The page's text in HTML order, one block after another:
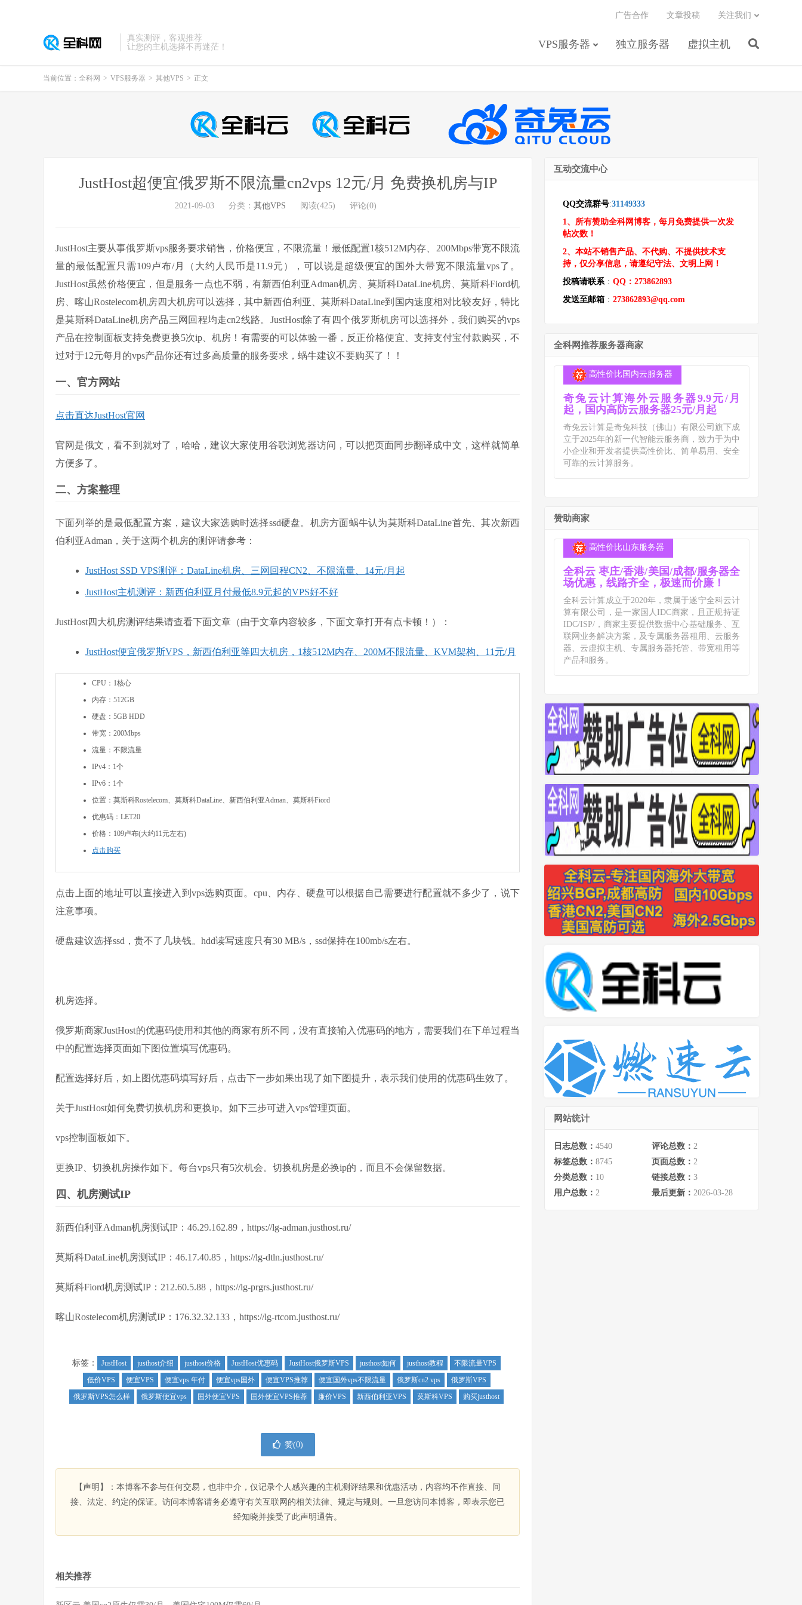
真实测评，客观推荐
让您的主机选择不再迷茫！
VPS服务器 独立服务器 虚拟主机
广告合作 文章投稿 关注我们
当前位置： 全科网 > VPS服务器 > 其他VPS > 正文
JustHost超便宜俄罗斯不限流量cn2vps 12元/月 免费换机房与IP
2021-09-03 分类： 其他VPS 阅读(425) 评论(0)
JustHost主要从事俄罗斯vps服务要求销售，价格便宜，不限流量！最低配置1核512M内存、200Mbps带宽不限流
量的最低配置只需109卢布/月（大约人民币是11.9元），可以说是超级便宜的国外大带宽不限流量vps了。
JustHost虽然价格便宜，但是服务一点也不弱，有新西伯利亚Adman机房、莫斯科DataLine机房、莫斯科Fiord机
房、喀山Rostelecom机房四大机房可以选择，其中新西伯利亚、莫斯科DataLine到国内速度相对比较友好，特比
是莫斯科DataLine机房产品三网回程均走cn2线路。JustHost除了有四个俄罗斯机房可以选择外，我们购买的vps
产品在控制面板支持免费更换5次ip、机房！有需要的可以体验一番，反正价格便宜、支持支付宝付款购买，不
过对于12元每月的vps产品你还有过多高质量的服务要求，蜗牛建议不要购买了！！
一、官方网站
点击直达JustHost官网
官网是俄文，看不到就对了，哈哈，建议大家使用谷歌浏览器访问，可以把页面同步翻译成中文，这样就简单
方便多了。
二、方案整理
下面列举的是最低配置方案，建议大家选购时选择ssd硬盘。机房方面蜗牛认为莫斯科DataLine首先、其次新西
伯利亚Adman，关于这两个机房的测评请参考：
JustHost SSD VPS测评：DataLine机房、三网回程CN2、不限流量、14元/月起
JustHost主机测评：新西伯利亚月付最低8.9元起的VPS好不好
JustHost四大机房测评结果请查看下面文章（由于文章内容较多，下面文章打开有点卡顿！）：
JustHost便宜俄罗斯VPS，新西伯利亚等四大机房，1核512M内存、200M不限流量、KVM架构、11元/月
CPU：1核心
内存：512GB
硬盘：5GB HDD
带宽：200Mbps
流量：不限流量
IPv4：1个
IPv6：1个
位置：莫斯科Rostelecom、莫斯科DataLine、新西伯利亚Adman、莫斯科Fiord
优惠码：LET20
价格：109卢布(大约11元左右)
点击购买
点击上面的地址可以直接进入到vps选购页面。cpu、内存、硬盘可以根据自己需要进行配置就不多少了，说下
注意事项。
硬盘建议选择ssd，贵不了几块钱。hdd读写速度只有30 MB/s，ssd保持在100mb/s左右。
机房选择。
俄罗斯商家JustHost的优惠码使用和其他的商家有所不同，没有直接输入优惠码的地方，需要我们在下单过程当
中的配置选择页面如下图位置填写优惠码。
配置选择好后，如上图优惠码填写好后，点击下一步如果出现了如下图提升，表示我们使用的优惠码生效了。
关于JustHost如何免费切换机房和更换ip。如下三步可进入vps管理页面。
vps控制面板如下。
更换IP、切换机房操作如下。每台vps只有5次机会。切换机房是必换ip的，而且不会保留数据。
四、机房测试IP
新西伯利亚Adman机房测试IP：46.29.162.89，https://lg-adman.justhost.ru/
莫斯科DataLine机房测试IP：46.17.40.85，https://lg-dtln.justhost.ru/
莫斯科Fiord机房测试IP：212.60.5.88，https://lg-prgrs.justhost.ru/
喀山Rostelecom机房测试IP：176.32.32.133，https://lg-rtcom.justhost.ru/
标签： JustHost justhost介绍 justhost价格 JustHost优惠码 JustHost俄罗斯VPS justhost如何 justhost教程
不限流量VPS
低价VPS
便宜VPS 便宜vps 年付 便宜vps国外 便宜VPS推荐 便宜国外vps不限流量 俄罗斯cn2 vps
俄罗斯VPS
俄罗斯VPS怎么样
俄罗斯便宜vps 国外便宜VPS 国外便宜VPS推荐 廉价VPS 新西伯利亚VPS 莫斯科VPS 购买justhost
赞(0)
【声明】：本博客不参与任何交易，也非中介，仅记录个人感兴趣的主机测评结果和优惠活动，内容均不作直接、间
接、法定、约定的保证。访问本博客请务必遵守有关互联网的相关法律、规定与规则。一旦您访问本博客，即表示您已
经知晓并接受了此声明通告。
相关推荐
互动交流中心
QQ交流群号:31149333
1、所有赞助全科网博客，每月免费提供一次发
帖次数！
2、本站不销售产品、不代购、不提供技术支
持，仅分享信息，请遵纪守法、文明上网！
投稿请联系： QQ：273862893
发送至邮箱 ： 273862893@qq.com
全科网推荐服务器商家
高性价比国内云服务器
奇兔云计算海外云服务器9.9元/月
起，国内高防云服务器25元/月起
奇兔云计算是奇兔科技（佛山）有限公司旗下成
立于2025年的新一代智能云服务商，致力于为中
小企业和开发者提供高性价比、简单易用、安全
可靠的云计算服务。
赞助商家
高性价比山东服务器
全科云 枣庄/香港/美国/成都/服务器全
场优惠，线路齐全，极速而价廉！
全科云计算成立于2020年，隶属于遂宁全科云计
算有限公司，是一家国人IDC商家，且正规持证
IDC/ISP/，商家主要提供数据中心基础服务、互
联网业务解决方案，及专属服务器租用、云服务
器、云虚拟主机、专属服务器托管、带宽租用等
产品和服务。
网站统计
日志总数： 4540 评论总数： 2
标签总数： 8745 页面总数： 2
分类总数： 10 链接总数： 3
用户总数： 2 最后更新： 2026-03-28